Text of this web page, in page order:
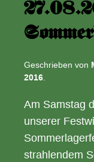
Geschrieben von
2016.
Am Samstag
unserer
strahlendem